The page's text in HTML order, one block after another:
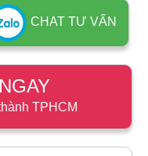
CHAT TƯ VẤN
TPHCM